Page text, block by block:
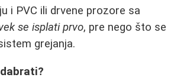
i PVC ili drvene prozore sa
se isplati prvo, pre nego što se
grejanja.